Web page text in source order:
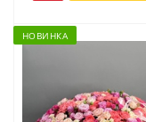
НОВИНКА